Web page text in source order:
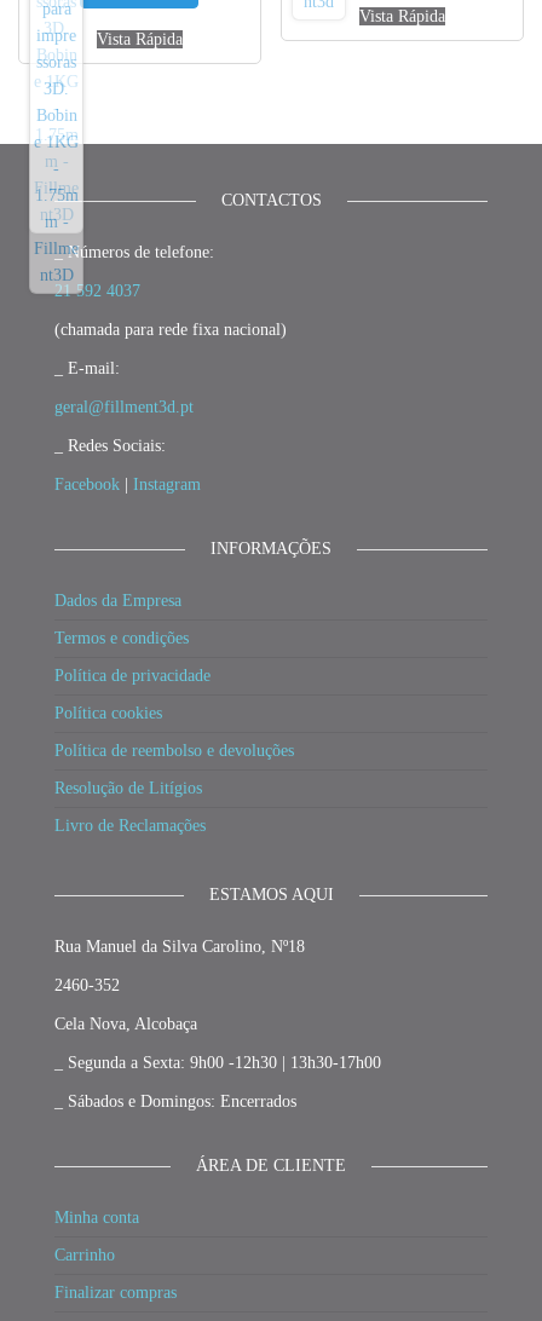
Vista Rápida
Vista Rápida
CONTACTOS
_ Números de telefone:
21 592 4037
(chamada para rede fixa nacional)
_ E-mail:
geral@fillment3d.pt
_ Redes Sociais:
Facebook Instagram
INFORMAÇÕES
Dados da Empresa
Termos e condições
Política de privacidade
Política cookies
Política de reembolso e devoluções
Resolução de Litígios
Livro de Reclamações
ESTAMOS AQUI
Rua Manuel da Silva Carolino, Nº18
2460-352
Cela Nova, Alcobaça
_ Segunda a Sexta: 9h00 -12h30 | 13h30-17h00
_ Sábados e Domingos: Encerrados
ÁREA DE CLIENTE
Minha conta
Carrinho
Finalizar compras